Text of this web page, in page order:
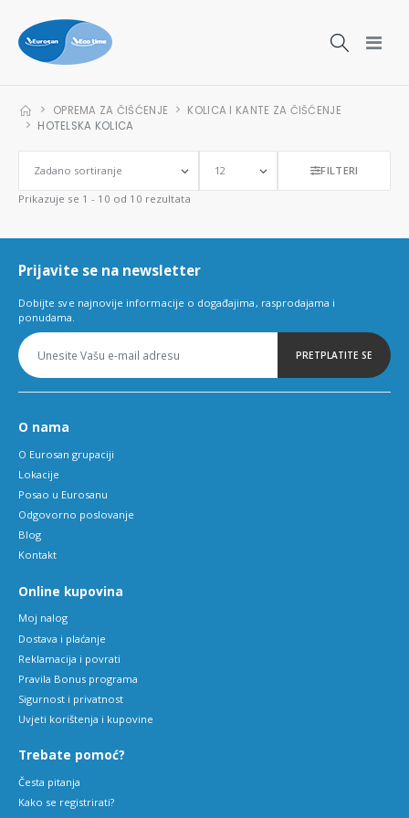
OPREMA ZA ČIŠĆENJE
KOLICA I KANTE ZA ČIŠĆENJE
HOTELSKA KOLICA
FILTERI
Prikazuje se 1 - 10 od 10 rezultata
Prijavite se na newsletter
Dobijte sve najnovije informacije o događajima, rasprodajama i
ponudama.
PRETPLATITE SE
O nama
O Eurosan grupaciji
Lokacije
Posao u Eurosanu
Odgovorno poslovanje
Blog
Kontakt
Online kupovina
Moj nalog
Dostava i plaćanje
Reklamacija i povrati
Pravila Bonus programa
Sigurnost i privatnost
Uvjeti korištenja i kupovine
Trebate pomoć?
Česta pitanja
Kako se registrirati?